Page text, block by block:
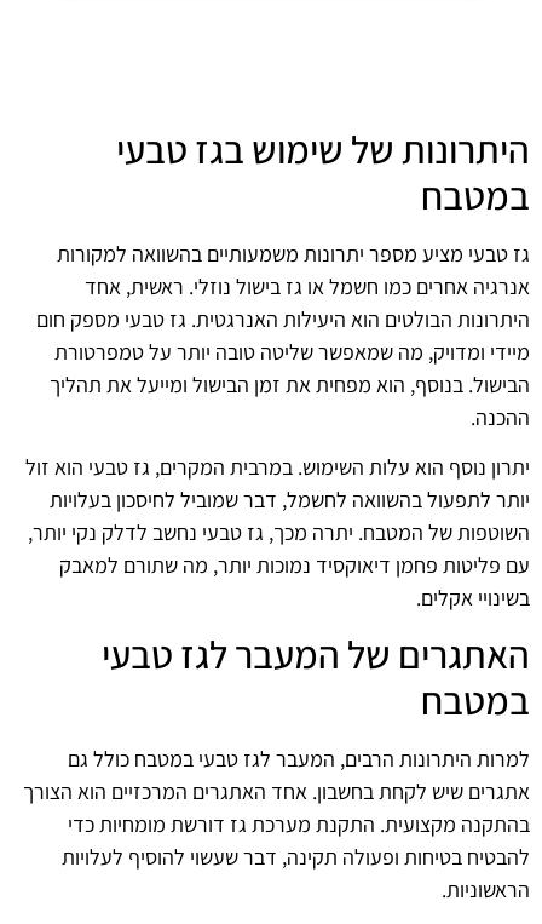
היתרונות של שימוש בגז טבעי
במטבח
גז טבעי מציע מספר יתרונות משמעותיים בהשוואה למקורות
אנרגיה אחרים כמו חשמל או גז בישול נוזלי. ראשית, אחד
היתרונות הבולטים הוא היעילות האנרגטית. גז טבעי מספק חום
מיידי ומדויק, מה שמאפשר שליטה טובה יותר על טמפרטורת
הבישול. בנוסף, הוא מפחית את זמן הבישול ומייעל את תהליך
ההכנה.
יתרון נוסף הוא עלות השימוש. במרבית המקרים, גז טבעי הוא זול
יותר לתפעול בהשוואה לחשמל, דבר שמוביל לחיסכון בעלויות
השוטפות של המטבח. יתרה מכך, גז טבעי נחשב לדלק נקי יותר,
עם פליטות פחמן דיאוקסיד נמוכות יותר, מה שתורם למאבק
בשינויי אקלים.
האתגרים של המעבר לגז טבעי
במטבח
למרות היתרונות הרבים, המעבר לגז טבעי במטבח כולל גם
אתגרים שיש לקחת בחשבון. אחד האתגרים המרכזיים הוא הצורך
בהתקנה מקצועית. התקנת מערכת גז דורשת מומחיות כדי
להבטיח בטיחות ופעולה תקינה, דבר שעשוי להוסיף לעלויות
הראשוניות.